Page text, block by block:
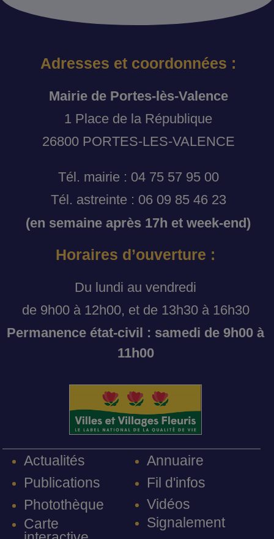
Adresses et coordonnées :
Mairie de Portes-lès-Valence
1 Place de la République
26800 PORTES-LES-VALENCE
Tél. mairie : 04 75 57 95 00
Tél. astreinte : 06 09 85 46 23
(en semaine après 17h et week-end)
Horaires d’ouverture :
Du lundi au vendredi
de 9h00 à 12h00, et de 13h30 à 16h30
Permanence état-civil : samedi de 9h00 à
11h00
Actualités
Publications
Photothèque
Carte
Annuaire
Fil d'infos
Vidéos
Signalement